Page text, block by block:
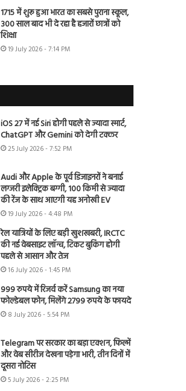
1715 में शुरू हुआ भारत का सबसे पुराना स्कूल,
300 साल बाद भी दे रहा है हजारों छात्रों को
शिक्षा
19 July 2026 - 7:14 PM
iOS 27 में नई Siri होगी पहले से ज्यादा स्मार्ट,
ChatGPT और Gemini को देगी टक्कर
25 July 2026 - 7:52 PM
Audi और Apple के पूर्व डिजाइनरों ने बनाई
लग्जरी इलेक्ट्रिक बग्गी, 100 किमी से ज्यादा
की रेंज के साथ आएगी यह अनोखी EV
19 July 2026 - 4:48 PM
रेल यात्रियों के लिए बड़ी खुशखबरी, IRCTC
की नई वेबसाइट लॉन्च, टिकट बुकिंग होगी
पहले से आसान और तेज
16 July 2026 - 1:45 PM
999 रुपये में रिजर्व करें Samsung का नया
फोल्डेबल फोन, मिलेंगे 2799 रुपये के फायदे
8 July 2026 - 5:54 PM
Telegram पर सरकार का बड़ा एक्शन, फिल्में
और वेब सीरीज देखना पड़ेगा भारी, तीन दिनों में
दूसरा नोटिस
5 July 2026 - 2:25 PM